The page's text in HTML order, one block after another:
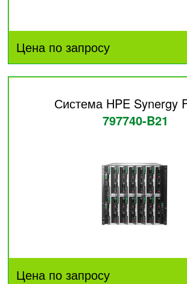
Цена по запросу
Система HPE Synergy
797740-B21
Цена по запросу